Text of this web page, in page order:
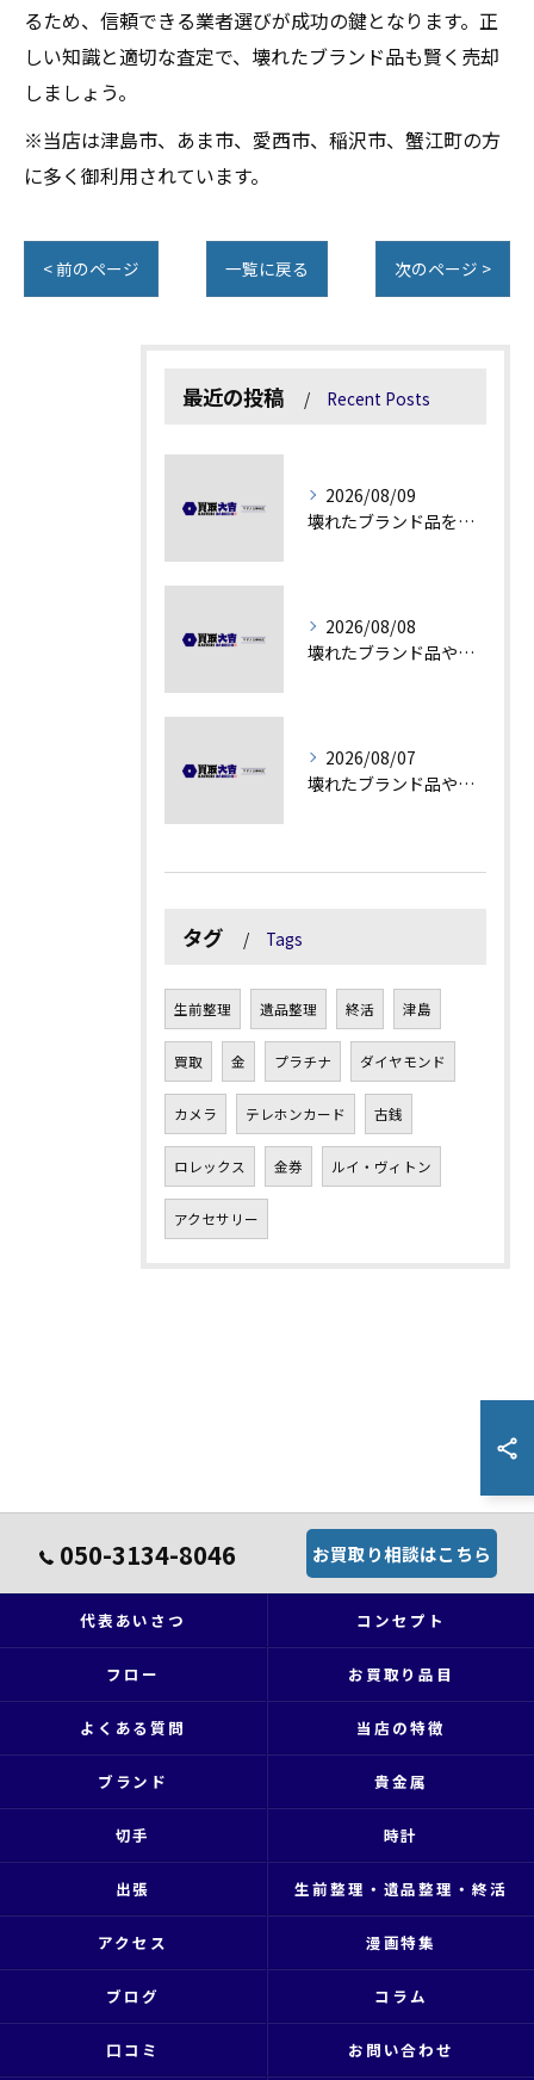
るため、信頼できる業者選びが成功の鍵となります。正
しい知識と適切な査定で、壊れたブランド品も賢く売却
しましょう。
※当店は津島市、あま市、愛西市、稲沢市、蟹江町の方
に多く御利用されています。
< 前のページ 一覧に戻る 次のページ >
最近の投稿 Recent Posts
2026/08/09
壊れたブランド品を高額査定に変える秘訣
2026/08/08
壊れたブランド品や汚れアクセサリーの買取価値解説
2026/08/07
壊れたブランド品や古物の価値を見極める秘訣
タグ Tags
生前整理 遺品整理 終活 津島
買取 金 プラチナ ダイヤモンド
カメラ テレホンカード 古銭
ロレックス 金券 ルイ・ヴィトン
アクセサリー
050-3134-8046 お買取り相談はこちら
代表あいさつ コンセプト
フロー お買取り品目
よくある質問 当店の特徴
ブランド 貴金属
切手 時計
出張 生前整理・遺品整理・終活
アクセス 漫画特集
ブログ コラム
口コミ お問い合わせ